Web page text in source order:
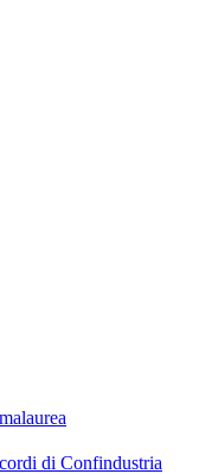
di Confindustria